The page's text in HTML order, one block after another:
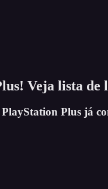
Veja lista de
Plus já